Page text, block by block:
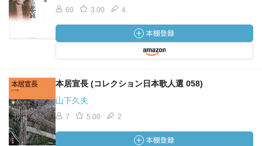
60 3.00 4
本居宣長 (コレクション日本歌人選 058)
山下久夫
7 5.00 2